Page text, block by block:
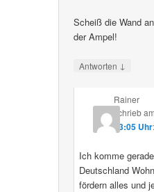
Scheiß die Wand
der Ampel!
Antworten ↓
Rainer
schriebam
23:05 Uhr:
Ich komme
Deutschland
fördern alles und